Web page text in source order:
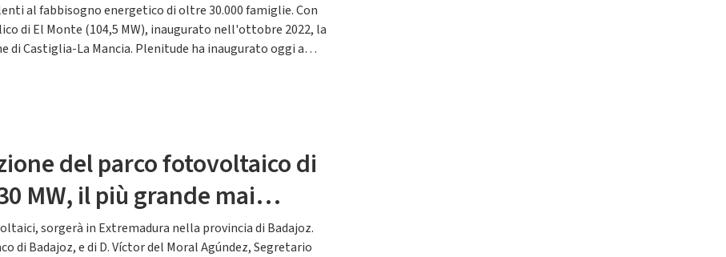
al fabbisogno energetico di oltre 30.000 famiglie. Con
di El Monte (104,5 MW), inaugurato nell'ottobre 2022, la
Castiglia-La Mancia. Plenitude ha inaugurato oggi a
del parco fotovoltaico di
MW, il più grande mai
sorgerà in Extremadura nella provincia di Badajoz.
di Badajoz, e di D. Víctor del Moral Agúndez, Segretario